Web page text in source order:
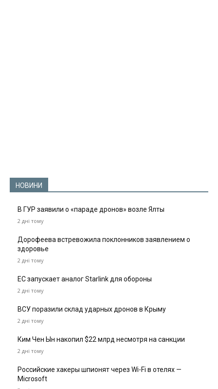
НОВИНИ
В ГУР заявили о «параде дронов» возле Ялты
2 дні тому
Дорофеева встревожила поклонников заявлением о
здоровье
2 дні тому
ЕС запускает аналог Starlink для обороны
2 дні тому
ВСУ поразили склад ударных дронов в Крыму
2 дні тому
Ким Чен Ын накопил $22 млрд несмотря на санкции
2 дні тому
Российские хакеры шпионят через Wi-Fi в отелях —
Microsoft